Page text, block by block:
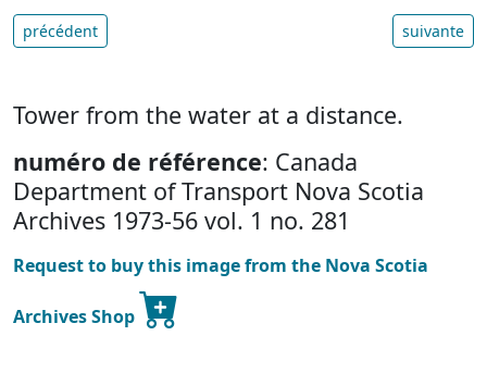
précédent suivante
Tower from the water at a distance.
numéro de référence: Canada
Department of Transport Nova Scotia
Archives 1973-56 vol. 1 no. 281
Request to buy this image from the Nova Scotia
Archives Shop